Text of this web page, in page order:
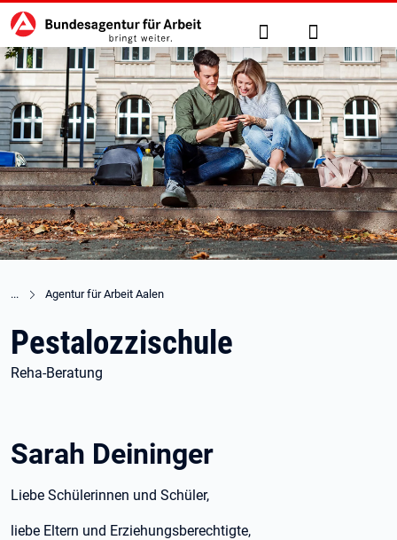
zu den Hauptinhalten springen
Hauptnavigation Suche Anmelden
Agentur für Arbeit Aalen
Pestalozzischule
Reha-Beratung
Sarah Deininger
Liebe Schülerinnen und Schüler,
liebe Eltern und Erziehungsberechtigte,